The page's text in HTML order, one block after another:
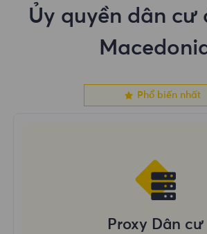
Ủy quyền dân cư
Phổ biến nhất
Proxy Dân cư